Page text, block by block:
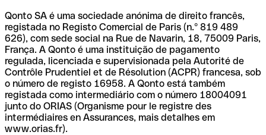
Qonto SA é uma sociedade anónima de direito francês,
registada no Registo Comercial de Paris (n.º 819 489
626), com sede social na Rue de Navarin, 18, 75009 Paris,
França. A Qonto é uma instituição de pagamento
regulada, licenciada e supervisionada pela Autorité de
Contrôle Prudentiel et de Résolution (ACPR) francesa, sob
o número de registo 16958. A Qonto está também
registada como intermediário com o número 18004091
junto do ORIAS (Organisme pour le registre des
intermédiaires en Assurances, mais detalhes em
www.orias.fr).